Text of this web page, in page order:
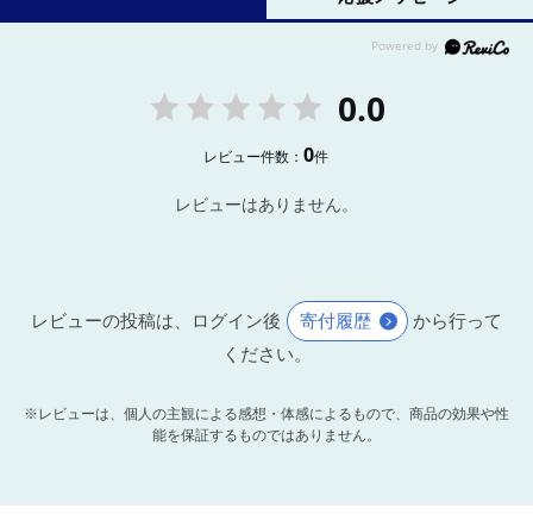
0.0
レビュー件数：0件
レビューはありません。
レビューの投稿は、ログイン後 寄付履歴
から行って
ください。
※レビューは、個人の主観による感想・体感によるもので、商品の効果や性
能を保証するものではありません。